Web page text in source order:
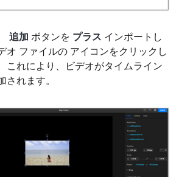
追加 ボタンを プラス インポートし
オ ファイルの アイコンをクリックし
これにより、ビデオがタイムライン
されます。